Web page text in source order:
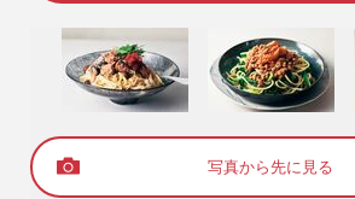
写真から先に見る